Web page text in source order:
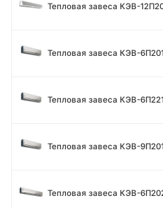
Тепловая завеса КЭВ-
Тепловая завеса КЭВ-
Тепловая завеса КЭВ-
Тепловая завеса КЭВ-
Тепловая завеса КЭВ-